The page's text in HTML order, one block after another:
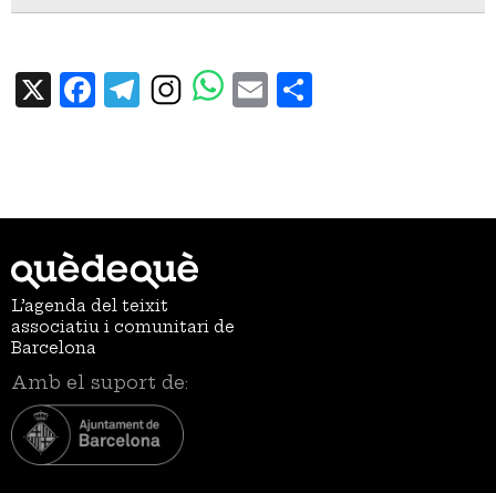
X Facebook
TelegramEmail
L’agenda del teixit
associatiu i comunitari de
Barcelona
Amb el suport de: